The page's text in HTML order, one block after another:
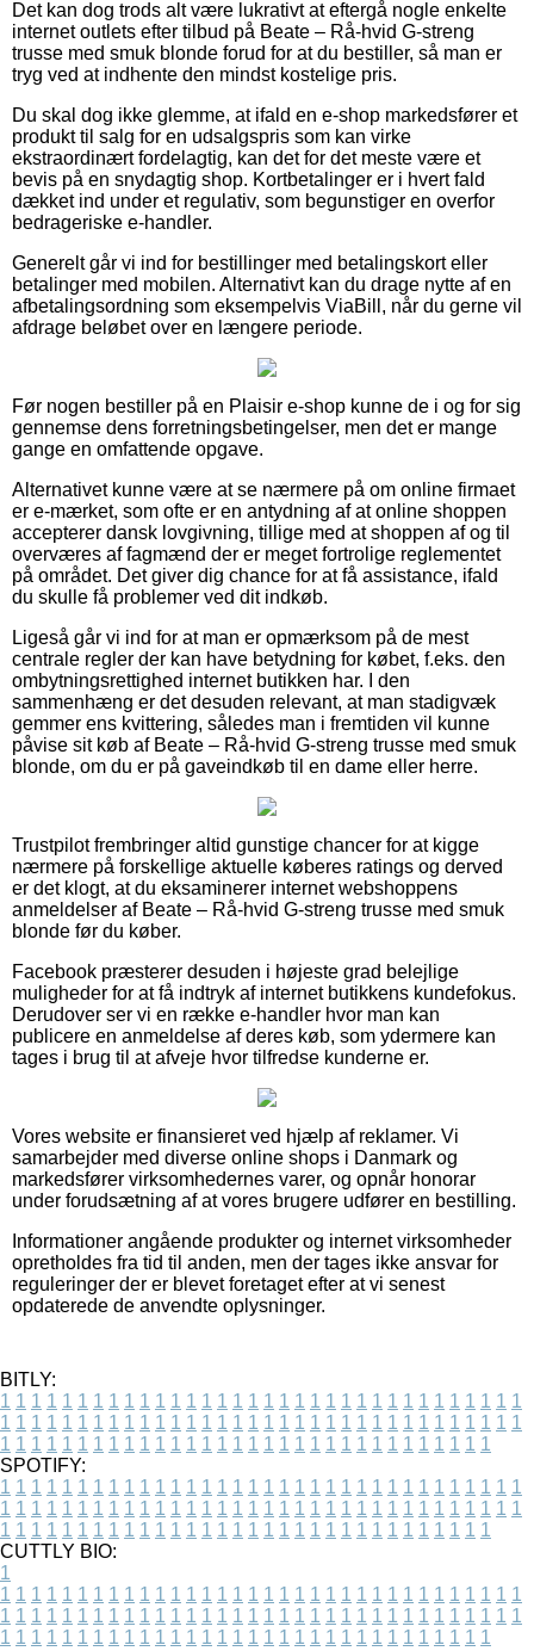
Det kan dog trods alt være lukrativt at eftergå nogle enkelte
internet outlets efter tilbud på Beate – Rå-hvid G-streng
trusse med smuk blonde forud for at du bestiller, så man er
tryg ved at indhente den mindst kostelige pris.
Du skal dog ikke glemme, at ifald en e-shop markedsfører et
produkt til salg for en udsalgspris som kan virke
ekstraordinært fordelagtig, kan det for det meste være et
bevis på en snydagtig shop. Kortbetalinger er i hvert fald
dækket ind under et regulativ, som begunstiger en overfor
bedrageriske e-handler.
Generelt går vi ind for bestillinger med betalingskort eller
betalinger med mobilen. Alternativt kan du drage nytte af en
afbetalingsordning som eksempelvis ViaBill, når du gerne vil
afdrage beløbet over en længere periode.
Før nogen bestiller på en Plaisir e-shop kunne de i og for sig
gennemse dens forretningsbetingelser, men det er mange
gange en omfattende opgave.
Alternativet kunne være at se nærmere på om online firmaet
er e-mærket, som ofte er en antydning af at online shoppen
accepterer dansk lovgivning, tillige med at shoppen af og til
overværes af fagmænd der er meget fortrolige reglementet
på området. Det giver dig chance for at få assistance, ifald
du skulle få problemer ved dit indkøb.
Ligeså går vi ind for at man er opmærksom på de mest
centrale regler der kan have betydning for købet, f.eks. den
ombytningsrettighed internet butikken har. I den
sammenhæng er det desuden relevant, at man stadigvæk
gemmer ens kvittering, således man i fremtiden vil kunne
påvise sit køb af Beate – Rå-hvid G-streng trusse med smuk
blonde, om du er på gaveindkøb til en dame eller herre.
Trustpilot frembringer altid gunstige chancer for at kigge
nærmere på forskellige aktuelle køberes ratings og derved
er det klogt, at du eksaminerer internet webshoppens
anmeldelser af Beate – Rå-hvid G-streng trusse med smuk
blonde før du køber.
Facebook præsterer desuden i højeste grad belejlige
muligheder for at få indtryk af internet butikkens kundefokus.
Derudover ser vi en række e-handler hvor man kan
publicere en anmeldelse af deres køb, som ydermere kan
tages i brug til at afveje hvor tilfredse kunderne er.
Vores website er finansieret ved hjælp af reklamer. Vi
samarbejder med diverse online shops i Danmark og
markedsfører virksomhedernes varer, og opnår honorar
under forudsætning af at vores brugere udfører en bestilling.
Informationer angående produkter og internet virksomheder
opretholdes fra tid til anden, men der tages ikke ansvar for
reguleringer der er blevet foretaget efter at vi senest
opdaterede de anvendte oplysninger.
BITLY:
1 1 1 1 1 1 1 1 1 1 1 1 1 1 1 1 1 1 1 1 1 1 1 1 1 1 1 1 1 1 1 1 1 1
1 1 1 1 1 1 1 1 1 1 1 1 1 1 1 1 1 1 1 1 1 1 1 1 1 1 1 1 1 1 1 1 1 1
1 1 1 1 1 1 1 1 1 1 1 1 1 1 1 1 1 1 1 1 1 1 1 1 1 1 1 1 1 1 1 1
SPOTIFY:
1 1 1 1 1 1 1 1 1 1 1 1 1 1 1 1 1 1 1 1 1 1 1 1 1 1 1 1 1 1 1 1 1 1
1 1 1 1 1 1 1 1 1 1 1 1 1 1 1 1 1 1 1 1 1 1 1 1 1 1 1 1 1 1 1 1 1 1
1 1 1 1 1 1 1 1 1 1 1 1 1 1 1 1 1 1 1 1 1 1 1 1 1 1 1 1 1 1 1 1
CUTTLY BIO:
1
1 1 1 1 1 1 1 1 1 1 1 1 1 1 1 1 1 1 1 1 1 1 1 1 1 1 1 1 1 1 1 1 1 1
1 1 1 1 1 1 1 1 1 1 1 1 1 1 1 1 1 1 1 1 1 1 1 1 1 1 1 1 1 1 1 1 1 1
1 1 1 1 1 1 1 1 1 1 1 1 1 1 1 1 1 1 1 1 1 1 1 1 1 1 1 1 1 1 1 1